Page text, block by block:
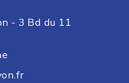
- 3 Bd du 11